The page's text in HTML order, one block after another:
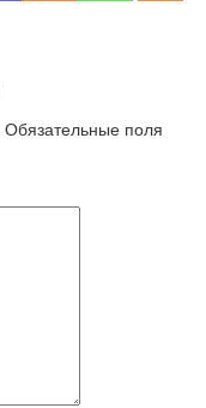
Обязательные поля